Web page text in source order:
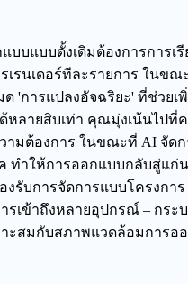
บบแบบดั้งเดิมต้องการการเรี
เรนเดอร์ทีละรายการ ในข
ด 'การแปลงอัจฉริยะ' ที่ช่วยเ
หลายสิบเท่า คุณมุ่งเน้นไปที่
ามต้องการ ในขณะที่ AI จัด
ทำให้การออกแบบกลับสู่แก่
งรับการจัดการแบบโครงการ
รเข้าถึงหลายอุปกรณ์ – กระ
ะสมกับสภาพแวดล้อมการออ